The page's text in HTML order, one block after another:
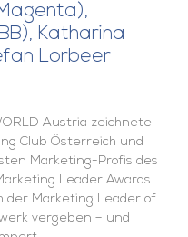
Katharina
Lorbeer
Austria zeichnete
Club Österreich und
Marketing-Profis des
Leader Awards
der Marketing Leader of
vergeben – und